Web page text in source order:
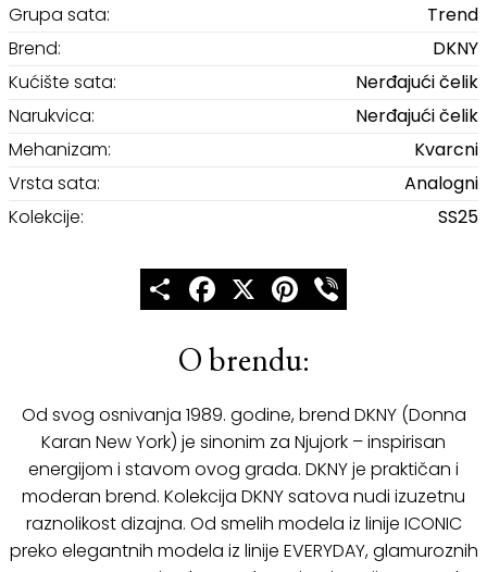
Grupa sata:
Trend
Brend:
DKNY
Kućište sata:
Nerđajući čelik
Narukvica:
Nerđajući čelik
Mehanizam:
Kvarcni
Vrsta sata:
Analogni
Kolekcije:
SS25
ShareFacebook
X Pinterest
O brendu:
Od svog osnivanja 1989. godine, brend DKNY (Donna
Karan New York) je sinonim za Njujork – inspirisan
energijom i stavom ovog grada. DKNY je praktičan i
moderan brend. Kolekcija DKNY satova nudi izuzetnu
raznolikost dizajna. Od smelih modela iz linije ICONIC
preko elegantnih modela iz linije EVERYDAY, glamuroznih